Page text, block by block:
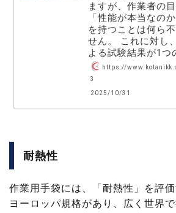
ますが、作業者の
「性能が本当なの
を持つことは何ら
せん。 これに対し
よる試験結果が1つ
https://
3
2025/10/31
耐熱性
作業用手袋には、「耐熱性」を評
ヨーロッパ規格があり、広く世界